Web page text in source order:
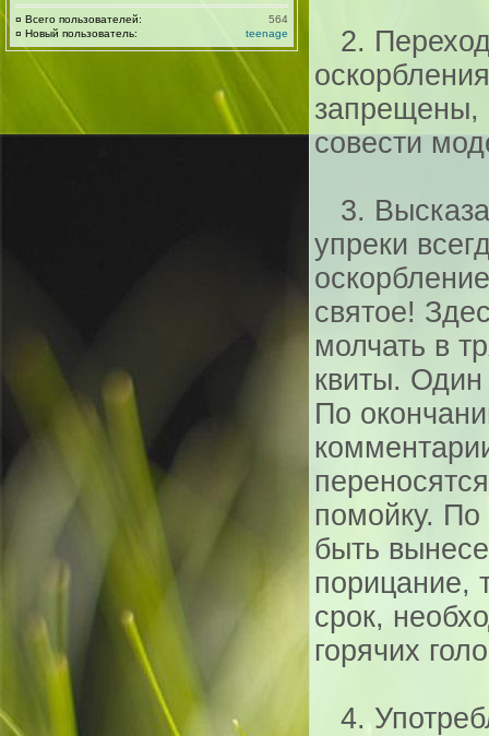
¤ Всего пользователей:
564
¤ Новый пользователь: teenage
2.
запрещены,
совести
3.
упреки
святое!
молчать в
квиты. Один
По
помойку. По
быть
порицание,
срок,
горячих
4.